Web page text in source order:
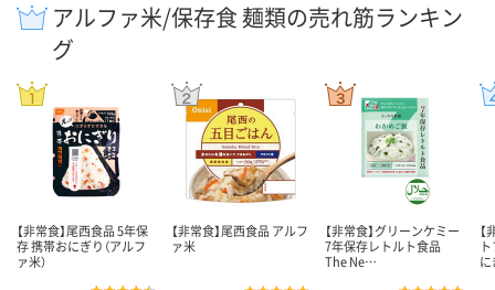
アルファ米/保存食 麺類の売れ筋ランキン
グ
【非常食】尾西食品 5年保
存 携帯おにぎり（アルフ
ァ米）
【非常食】尾西食品 アルフ
ァ米
【非常食】グリーンケミー
7年保存レトルト食品
The Ne…